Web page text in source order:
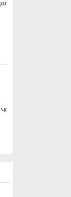
кешен
мыңнан астам
гранта
местного масштаба